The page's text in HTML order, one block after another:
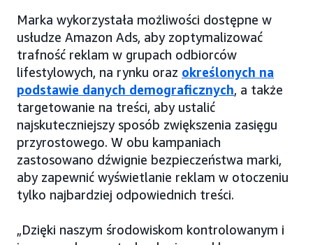
Marka wykorzystała możliwości dostępne w
usłudze Amazon Ads, aby zoptymalizować
trafność reklam w grupach odbiorców
lifestylowych, na rynku oraz określonych na
podstawie danych demograficznych, a także
targetowanie na treści, aby ustalić
najskuteczniejszy sposób zwiększenia zasięgu
przyrostowego. W obu kampaniach
zastosowano dźwignie bezpieczeństwa marki,
aby zapewnić wyświetlanie reklam w otoczeniu
tylko najbardziej odpowiednich treści.
„Dzięki naszym środowiskom kontrolowanym i